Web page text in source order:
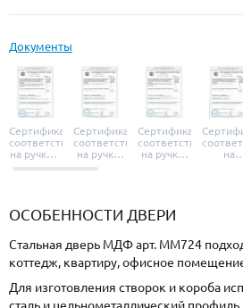
Документы
Сертификат
соответствия
на ручки и
броненакладки
Сертификат
соответствия
на ручки-
защелки
Сертификат
соответствия
на ручки-
на
ОСОБЕННОСТИ ДВЕРИ
Стальная дверь МДФ арт. ММ724
коттедж, квартиру, офисное
Для изготовления створок и короба